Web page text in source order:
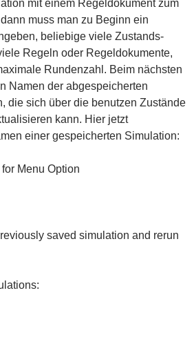
mit einem Regeldokument zum
muss man zu Beginn ein
beliebige viele Zustands-
Regeln oder Regeldokumente,
Rundenzahl. Beim nächsten
Namen der abgespeicherten
die sich über die benutzen Zustände
kann. Hier jetzt
einer gespeicherten Simulation:
Menu Option
saved simulation and rerun